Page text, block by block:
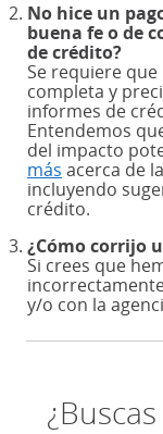
No hice un
buena fe o de
de crédito?
Se requiere
completa y
informes de
Entendemos
del impacto
más (Se abre
acerca de
incluyendo
crédito.
¿Cómo corrijo
Si crees que
y/o con la